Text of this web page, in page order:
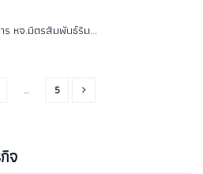
ร หจ.มิตรสัมพันธ์ริม...
… 5
จ